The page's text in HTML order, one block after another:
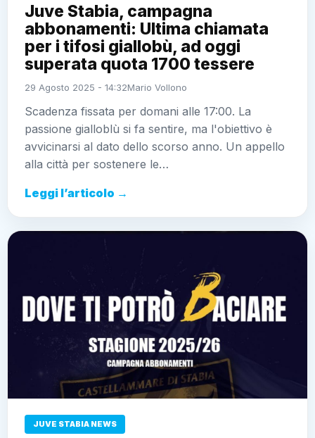
Juve Stabia, campagna
abbonamenti: Ultima chiamata
per i tifosi giallobù, ad oggi
superata quota 1700 tessere
29 Agosto 2025 - 14:32Mario Vollono
Scadenza fissata per domani alle 17:00. La
passione gialloblù si fa sentire, ma l'obiettivo è
avvicinarsi al dato dello scorso anno. Un appello
alla città per sostenere le…
Leggi l’articolo →
JUVE STABIA NEWS